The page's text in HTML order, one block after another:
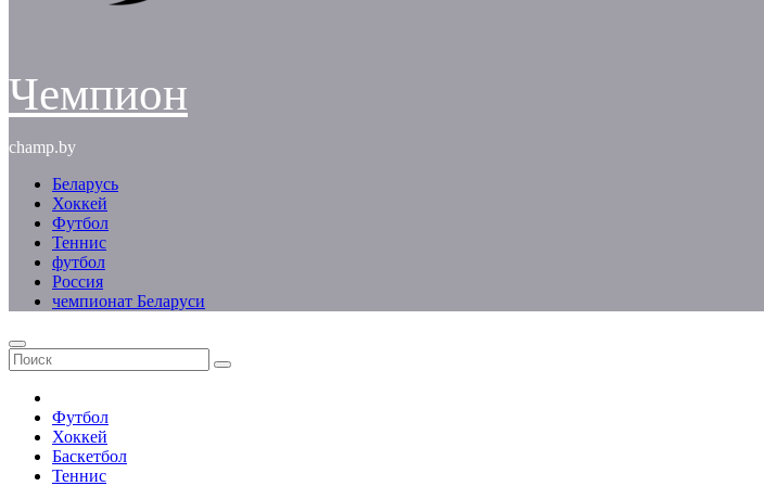
Чемпион
champ.by
Беларусь
Хоккей
Футбол
Теннис
футбол
Россия
чемпионат Беларуси
Футбол
Хоккей
Баскетбол
Теннис